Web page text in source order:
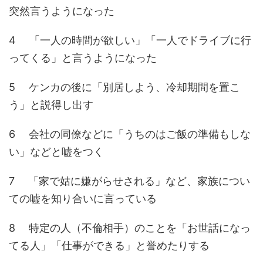
突然言うようになった
4 「一人の時間が欲しい」「一人でドライブに行
ってくる」と言うようになった
5 ケンカの後に「別居しよう、冷却期間を置こ
う」と説得し出す
6 会社の同僚などに「うちのはご飯の準備もしな
い」などと嘘をつく
7 「家で姑に嫌がらせされる」など、家族につい
ての嘘を知り合いに言っている
8 特定の人（不倫相手）のことを「お世話になっ
てる人」「仕事ができる」と誉めたりする